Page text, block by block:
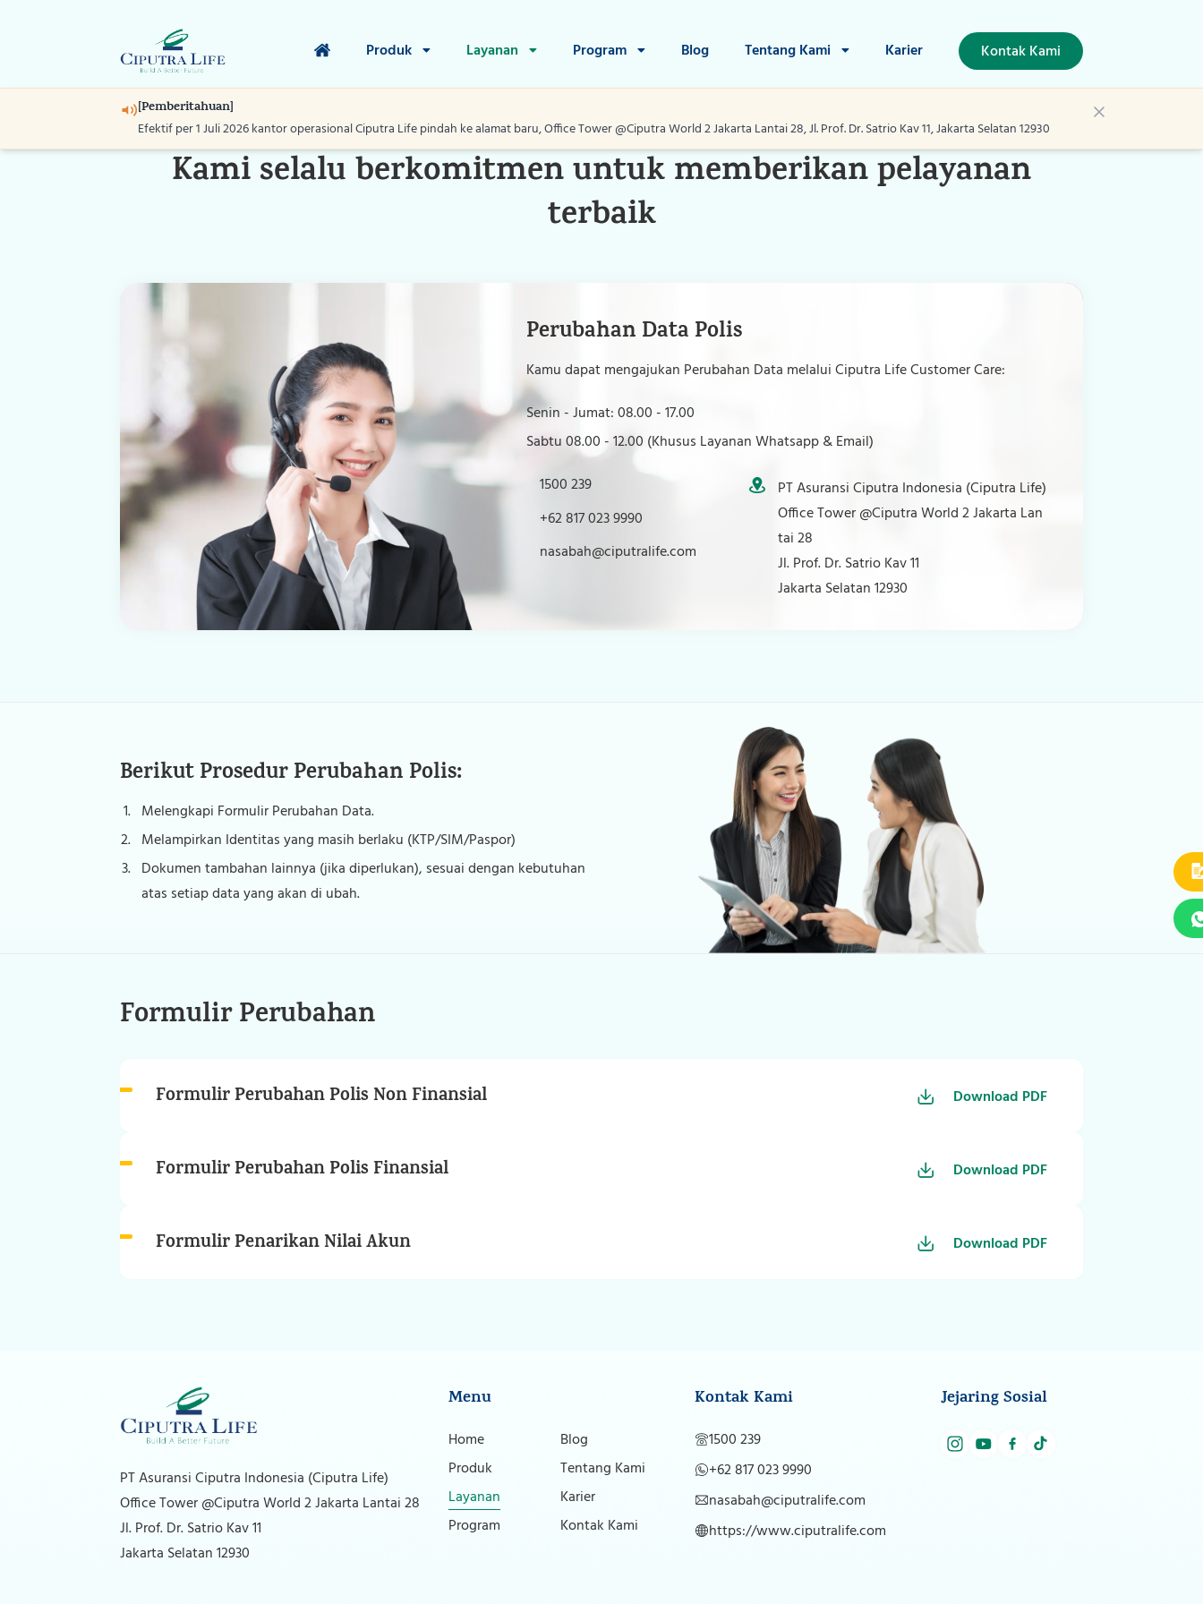
Produk Layanan Program Blog Tentang Kami Karier Kontak Kami
[Pemberitahuan]
Efektif per 1 Juli 2026 kantor operasional Ciputra Life pindah ke alamat baru, Office Tower @Ciputra World 2 Jakarta Lantai 28, Jl. Prof. Dr. Satrio Kav 11, Jakarta Selatan 12930
Home
Produk
Program
Blog
Tentang Kami
Karier
Kontak Kami
PERUBAHAN DATA
Kami selalu berkomitmen untuk memberikan pelayanan
terbaik
Perubahan Data Polis
Kamu dapat mengajukan Perubahan Data melalui Ciputra Life Customer Care:
Senin - Jumat: 08.00 - 17.00
Sabtu 08.00 - 12.00 (Khusus Layanan Whatsapp & Email)
1500 239
+62 817 023 9990
nasabah@ciputralife.com
PT Asuransi Ciputra Indonesia (Ciputra Life)
Office Tower @Ciputra World 2 Jakarta Lan
tai 28
Jl. Prof. Dr. Satrio Kav 11
Jakarta Selatan 12930
Berikut Prosedur Perubahan Polis:
Melengkapi Formulir Perubahan Data.
Melampirkan Identitas yang masih berlaku (KTP/SIM/Paspor)
Dokumen tambahan lainnya (jika diperlukan), sesuai dengan kebutuhan
atas setiap data yang akan di ubah.
Formulir Perubahan
Formulir Perubahan Polis Non Finansial Download PDF
Formulir Perubahan Polis Finansial Download PDF
Formulir Penarikan Nilai Akun Download PDF
PT Asuransi Ciputra Indonesia (Ciputra Life)
Office Tower @Ciputra World 2 Jakarta Lantai 28
Jl. Prof. Dr. Satrio Kav 11
Jakarta Selatan 12930
Menu
Home
Produk
Layanan
Program
Blog
Tentang Kami
Karier
Kontak Kami
Kontak Kami
1500 239
+62 817 023 9990
nasabah@ciputralife.com
https://www.ciputralife.com
Jejaring Sosial